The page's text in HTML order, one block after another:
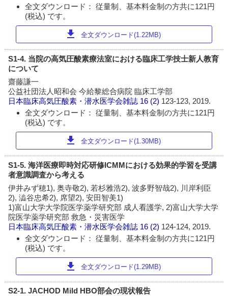
全文ダウンロード： 従量制、基本料金制の方共に121円
(税込) です。
download 全文ダウンロード(1.22MB)
S1-4. 当院の高気圧酸素療法室における臨床工学技士新人教育
について
齋藤謙一
公益社団法人昭和会 今給黎総合病院 臨床工学部
日本臨床高気圧酸素・潜水医学会雑誌 16 (2) 123-123, 2019.
全文ダウンロード： 従量制、基本料金制の方共に121円
(税込) です。
download 全文ダウンロード(1.30MB)
S1-5. 海洋医療即時対応研修ICMMにおける効果的学習を受講
者意識調査から考える
伊井みず穂1), 奥寺敬2), 若杉雅浩2), 波多野智哉2), 川岸利臣
2), 澁谷忠希2), 席望2), 安田智美1)
1)富山大学大学院医学薬学研究部 成人看護学, 2)富山大学大学
院医学薬学研究部 救急・災害医学
日本臨床高気圧酸素・潜水医学会雑誌 16 (2) 124-124, 2019.
全文ダウンロード： 従量制、基本料金制の方共に121円
(税込) です。
download 全文ダウンロード(1.29MB)
S2-1. JACHOD Mild HBO部会の現状報告